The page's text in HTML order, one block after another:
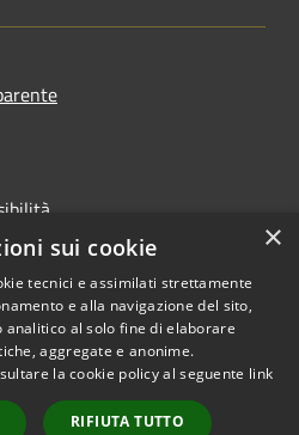
Copyright © 2026 • Comune di
Cerreto Guidi • Powered by
Municipium
Accesso
redazione
×
sui cookie
tecnici e assimilati strettamente
e alla navigazione del sito,
analitico al solo fine di elaborare
aggregate e anonime.
la cookie policy al seguente link
RIFIUTA TUTTO